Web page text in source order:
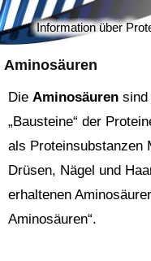
Aminosäuren
Information über
Die Aminosäuren sind
„Bausteine“ der
als Proteinsubstanzen
Drüsen, Nägel und
erhaltenen
Aminosäuren“.